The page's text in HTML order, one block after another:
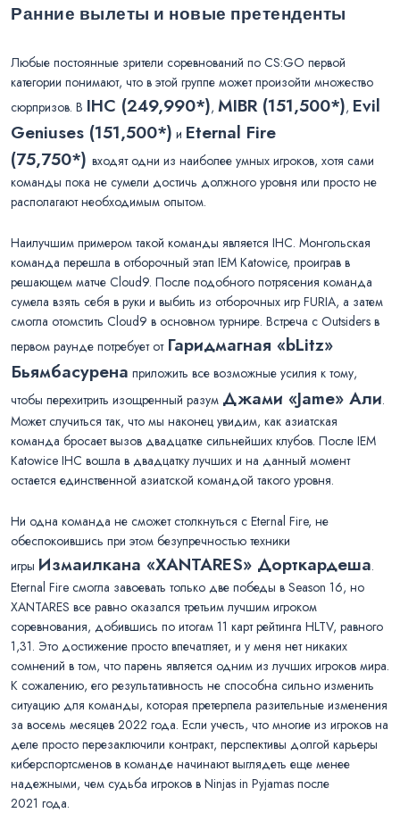
Ранние вылеты и новые претенденты
Любые постоянные зрители соревнований по CS:GO первой
категории понимают, что в этой группе может произойти множество
сюрпризов. В IHC (249,990*), MIBR (151,500*), Evil
Geniuses (151,500*) и Eternal Fire
(75,750*) входят одни из наиболее умных игроков, хотя сами
команды пока не сумели достичь должного уровня или просто не
располагают необходимым опытом.
Наилучшим примером такой команды является IHC. Монгольская
команда перешла в отборочный этап IEM Katowice, проиграв в
решающем матче Cloud9. После подобного потрясения команда
сумела взять себя в руки и выбить из отборочных игр FURIA, а затем
смогла отомстить Cloud9 в основном турнире. Встреча с Outsiders в
первом раунде потребует от Гаридмагная «bLitz»
Бьямбасурена приложить все возможные усилия к тому,
чтобы перехитрить изощренный разум Джами «Jame» Али.
Может случиться так, что мы наконец увидим, как азиатская
команда бросает вызов двадцатке сильнейших клубов. После IEM
Katowice IHC вошла в двадцатку лучших и на данный момент
остается единственной азиатской командой такого уровня.
Ни одна команда не сможет столкнуться с Eternal Fire, не
обеспокоившись при этом безупречностью техники
игры Измаилкана «XANTARES» Дорткардеша.
Eternal Fire смогла завоевать только две победы в Season 16, но
XANTARES все равно оказался третьим лучшим игроком
соревнования, добившись по итогам 11 карт рейтинга HLTV, равного
1,31. Это достижение просто впечатляет, и у меня нет никаких
сомнений в том, что парень является одним из лучших игроков мира.
К сожалению, его результативность не способна сильно изменить
ситуацию для команды, которая претерпела разительные изменения
за восемь месяцев 2022 года. Если учесть, что многие из игроков на
деле просто перезаключили контракт, перспективы долгой карьеры
киберспортсменов в команде начинают выглядеть еще менее
надежными, чем судьба игроков в Ninjas in Pyjamas после
2021 года.